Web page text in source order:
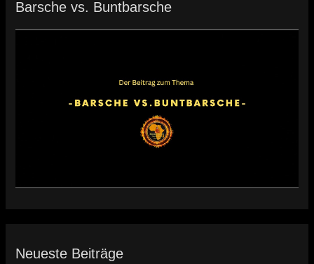
Barsche vs. Buntbarsche
Neueste Beiträge